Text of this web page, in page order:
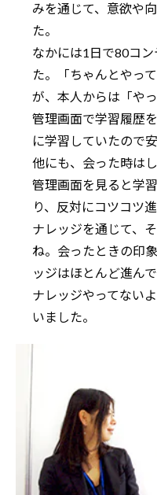
みを通じて、意欲や
た。
なかには1日で80コ
た。「ちゃんとやっ
が、本人からは「や
管理画面で学習履歴
に学習していたので
他にも、会った時は
管理画面を見ると学
り、反対にコツコツ
ナレッジを通じて、
ね。会ったときの印
ッジはほとんど進ん
ナレッジやってない
いました。